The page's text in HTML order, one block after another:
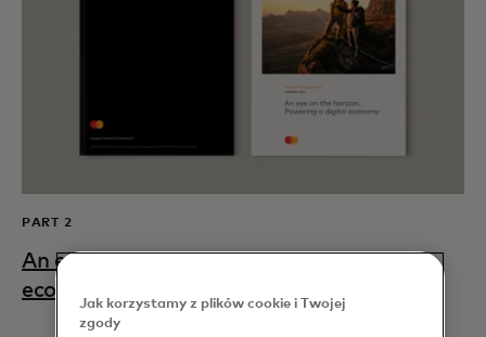
PART 2
An eye on the horizon: Powering a digital
economy
Jak korzystamy z plików cookie i Twojej
zgody